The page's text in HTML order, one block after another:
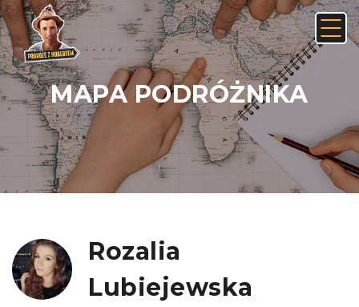
MAPA PODRÓŻNIKA
Rozalia
Lubiejewska
Anuluj Usuń
Nie, anuluj Tak, usuń
JAK ZNALEŹĆ LINK NA ANDROIDZIE: